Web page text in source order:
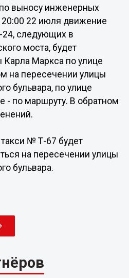
выносу инженерных
20:00 22 июля движение
следующих в
моста, будет
Карла Маркса по улице
на пересечении улицы
бульвара, по улице
- по маршруту. В обратном
№ Т-67 будет
на пересечении улицы
бульвара.